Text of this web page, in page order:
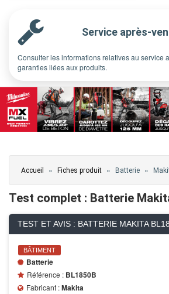
Service après-
Consulter les informations relatives au service
garanties liées aux produits.
Vous êtes ici
Accueil » Fiches produit » Batterie »
Test complet : Batterie
TEST ET AVIS : BATTERIE MAKITA
BÂTIMENT
Batterie
Référence : BL1850B
Fabricant :Makita